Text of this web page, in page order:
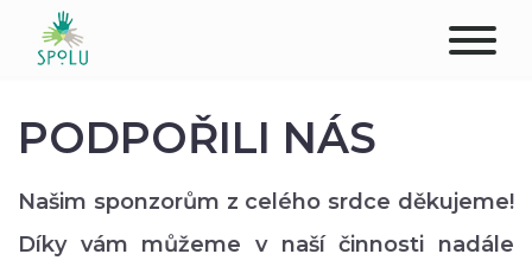
PODPOŘTE NÁS
PODPOŘILI NÁS
Našim sponzorům z celého srdce děkujeme!
Díky vám můžeme v naší činnosti nadále